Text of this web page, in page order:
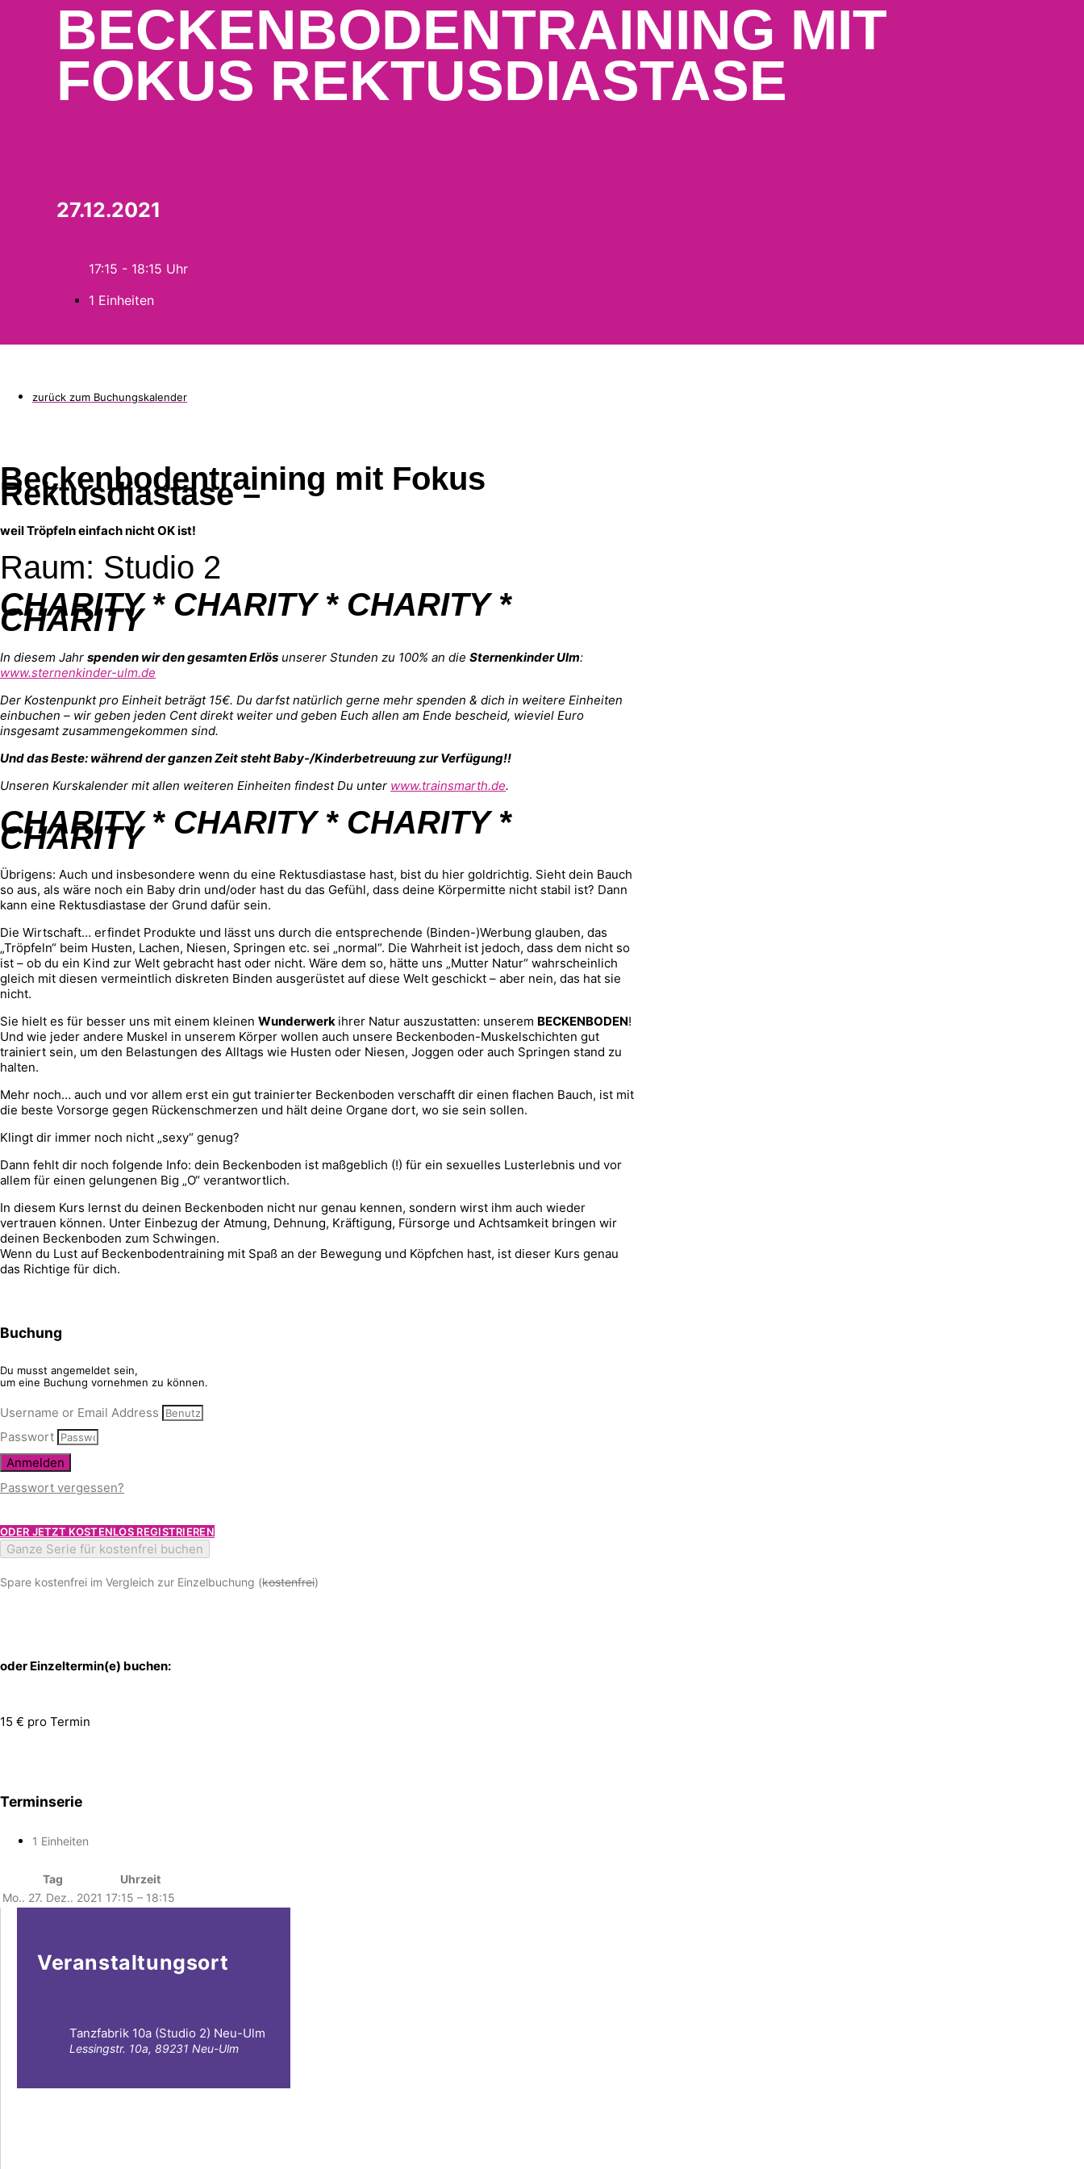
BECKENBODENTRAINING MIT
FOKUS REKTUSDIASTASE
27.12.2021
17:15 - 18:15
1 Einheiten
zurück zum Buchungskalender
Beckenbodentraining mit Fokus
Rektusdiastase –
weil Tröpfeln einfach nicht OK ist!
Raum: Studio 2
CHARITY * CHARITY * CHARITY *
CHARITY
In diesem Jahr spenden wir den gesamten Erlös unserer Stunden zu 100% an die Sternenkinder Ulm:
www.sternenkinder-ulm.de
Der Kostenpunkt pro Einheit beträgt 15€. Du darfst natürlich gerne mehr spenden & dich in weitere Einheiten
einbuchen – wir geben jeden Cent direkt weiter und geben Euch allen am Ende bescheid, wieviel Euro
insgesamt zusammengekommen sind.
Und das Beste: während der ganzen Zeit steht Baby-/Kinderbetreuung zur Verfügung!!
Unseren Kurskalender mit allen weiteren Einheiten findest Du unter www.trainsmarth.de.
CHARITY * CHARITY * CHARITY *
CHARITY
Übrigens: Auch und insbesondere wenn du eine Rektusdiastase hast, bist du hier goldrichtig. Sieht dein Bauch
so aus, als wäre noch ein Baby drin und/oder hast du das Gefühl, dass deine Körpermitte nicht stabil ist? Dann
kann eine Rektusdiastase der Grund dafür sein.
Die Wirtschaft… erfindet Produkte und lässt uns durch die entsprechende (Binden-)Werbung glauben, das
„Tröpfeln“ beim Husten, Lachen, Niesen, Springen etc. sei „normal“. Die Wahrheit ist jedoch, dass dem nicht so
ist – ob du ein Kind zur Welt gebracht hast oder nicht. Wäre dem so, hätte uns „Mutter Natur“ wahrscheinlich
gleich mit diesen vermeintlich diskreten Binden ausgerüstet auf diese Welt geschickt – aber nein, das hat sie
nicht.
Sie hielt es für besser uns mit einem kleinen Wunderwerk ihrer Natur auszustatten: unserem BECKENBODEN!
Und wie jeder andere Muskel in unserem Körper wollen auch unsere Beckenboden-Muskelschichten gut
trainiert sein, um den Belastungen des Alltags wie Husten oder Niesen, Joggen oder auch Springen stand zu
halten.
Mehr noch… auch und vor allem erst ein gut trainierter Beckenboden verschafft dir einen flachen Bauch, ist mit
die beste Vorsorge gegen Rückenschmerzen und hält deine Organe dort, wo sie sein sollen.
Klingt dir immer noch nicht „sexy“ genug?
Dann fehlt dir noch folgende Info: dein Beckenboden ist maßgeblich (!) für ein sexuelles Lusterlebnis und vor
allem für einen gelungenen Big „O“ verantwortlich.
In diesem Kurs lernst du deinen Beckenboden nicht nur genau kennen, sondern wirst ihm auch wieder
vertrauen können. Unter Einbezug der Atmung, Dehnung, Kräftigung, Fürsorge und Achtsamkeit bringen wir
deinen Beckenboden zum Schwingen.
Wenn du Lust auf Beckenbodentraining mit Spaß an der Bewegung und Köpfchen hast, ist dieser Kurs genau
das Richtige für dich.
Buchung
Du musst angemeldet sein,
um eine Buchung vornehmen zu können.
Username or Email Address
Passwort
Anmelden
Passwort vergessen?
ODER JETZT KOSTENLOS REGISTRIEREN
Ganze Serie für kostenfrei buchen
Spare kostenfrei im Vergleich zur Einzelbuchung (kostenfrei)
oder Einzeltermin(e) buchen:
15 € pro Termin
Terminserie
1 Einheiten
Tag
Uhrzeit
Mo.. 27. Dez.. 2021 17:15 – 18:15
Veranstaltungsort
Tanzfabrik 10a (Studio 2) Neu-Ulm
Lessingstr. 10a, 89231 Neu-Ulm